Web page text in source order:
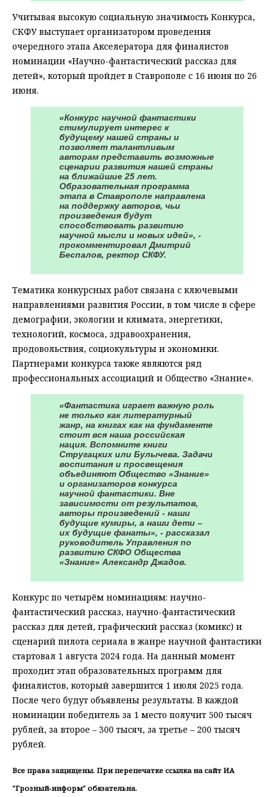
Учитывая высокую социальную значимость Конкурса,
СКФУ выступает организатором проведения
очередного этапа Акселератора для финалистов
номинации «Научно-фантастический рассказ для
детей», который пройдет в Ставрополе с 16 июня по 26
июня.
«Конкурс научной фантастики
стимулирует интерес к
будущему нашей страны и
позволяет талантливым
авторам представить возможные
сценарии развития нашей страны
на ближайшие 25 лет.
Образовательная программа
этапа в Ставрополе направлена
на поддержку авторов, чьи
произведения будут
способствовать развитию
научной мысли и новых идей», -
прокомментировал Дмитрий
Беспалов, ректор СКФУ.
Тематика конкурсных работ связана с ключевыми
направлениями развития России, в том числе в сфере
демографии, экологии и климата, энергетики,
технологий, космоса, здравоохранения,
продовольствия, социокультуры и экономики.
Партнерами конкурса также являются ряд
профессиональных ассоциаций и Общество «Знание».
«Фантастика играет важную роль
не только как литературный
жанр, на книгах как на фундаменте
стоит вся наша российская
нация. Вспомните книги
Стругацких или Булычева. Задачи
воспитания и просвещения
объединяют Общество «Знание»
и организаторов конкурса
научной фантастики. Вне
зависимости от результатов,
авторы произведений - наши
будущие кумиры, а наши дети –
их будущие фанаты», - рассказал
руководитель Управления по
развитию СКФО Общества
«Знание» Александр Джадов.
Конкурс по четырём номинациям: научно-
фантастический рассказ, научно-фантастический
рассказ для детей, графический рассказ (комикс) и
сценарий пилота сериала в жанре научной фантастики
стартовал 1 августа 2024 года. На данный момент
проходит этап образовательных программ для
финалистов, который завершится 1 июля 2025 года.
После чего будут объявлены результаты. В каждой
номинации победитель за 1 место получит 500 тысяч
рублей, за второе – 300 тысяч, за третье – 200 тысяч
рублей.
Все права защищены. При перепечатке ссылка на сайт ИА
"Грозный-информ" обязательна.